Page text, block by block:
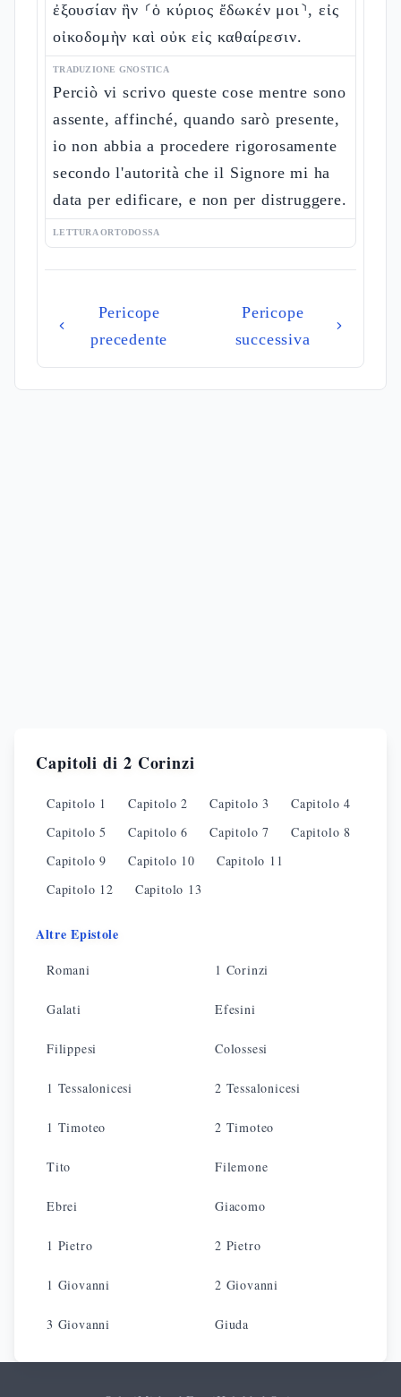
ἐξουσίαν ἣν ⸂ὁ κύριος ἔδωκέν μοι⸃, εἰς
οἰκοδομὴν καὶ οὐκ εἰς καθαίρεσιν.
TRADUZIONE GNOSTICA
Perciò vi scrivo queste cose mentre sono
assente, affinché, quando sarò presente,
io non abbia a procedere rigorosamente
secondo l'autorità che il Signore mi ha
data per edificare, e non per distruggere.
LETTURA ORTODOSSA
Pericope
precedente
Pericope
successiva
Capitoli di 2 Corinzi
Capitolo 1 Capitolo2 Capitolo3 Capitolo4
Capitolo5 Capitolo6 Capitolo7 Capitolo8
Capitolo9 Capitolo 10 Capitolo 11
Capitolo 12 Capitolo 13
Altre Epistole
Romani 1 Corinzi
Galati Efesini
Filippesi Colossesi
1 Tessalonicesi 2 Tessalonicesi
1 Timoteo 2 Timoteo
Tito Filemone
Ebrei Giacomo
1 Pietro 2 Pietro
1 Giovanni 2 Giovanni
3 Giovanni Giuda